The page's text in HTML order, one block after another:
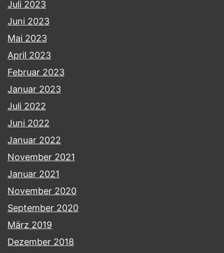
Juli 2023
Juni 2023
Mai 2023
April 2023
Februar 2023
Januar 2023
Juli 2022
Juni 2022
Januar 2022
November 2021
Januar 2021
November 2020
September 2020
März 2019
Dezember 2018